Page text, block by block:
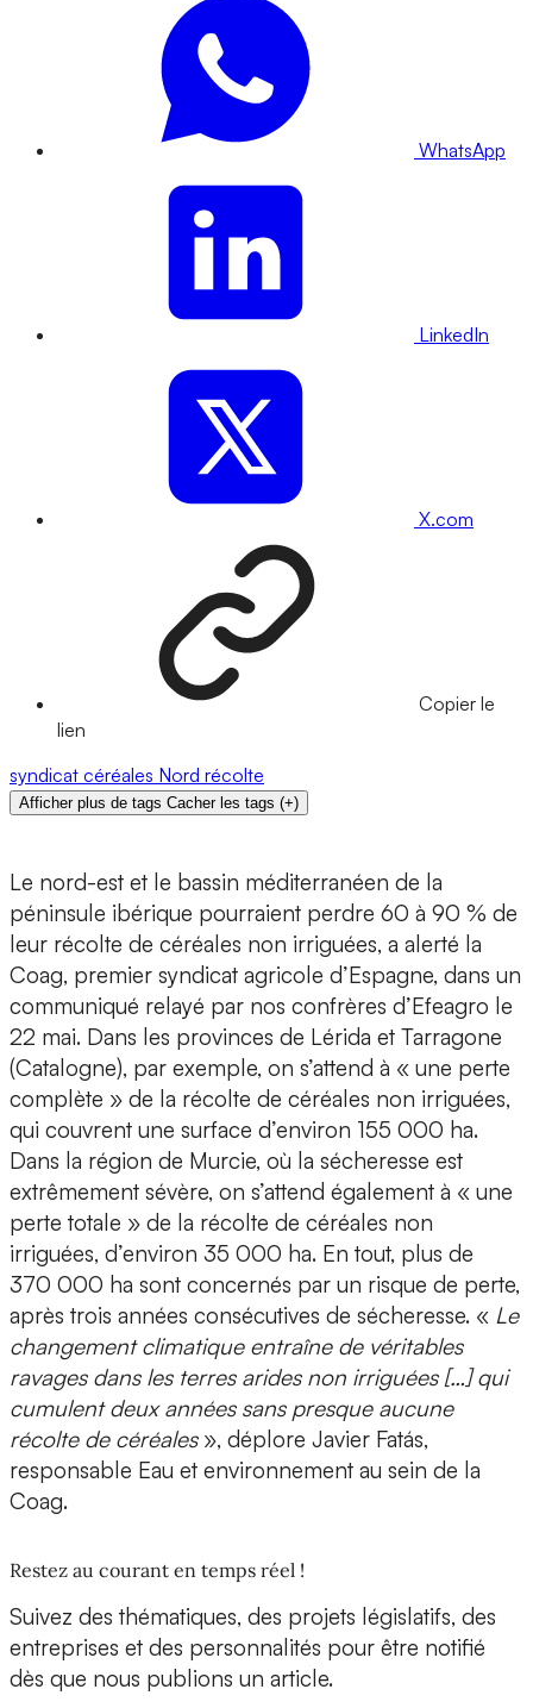
WhatsApp
LinkedIn
X.com
Copier le
lien
syndicat céréales Nord récolte
Afficher plus de tags Cacher les tags (+)
Le nord-est et le bassin méditerranéen de la
péninsule ibérique pourraient perdre 60 à 90 % de
leur récolte de céréales non irriguées, a alerté la
Coag, premier syndicat agricole d’Espagne, dans un
communiqué relayé par nos confrères d’Efeagro le
22 mai. Dans les provinces de Lérida et Tarragone
(Catalogne), par exemple, on s’attend à « une perte
complète » de la récolte de céréales non irriguées,
qui couvrent une surface d’environ 155 000 ha.
Dans la région de Murcie, où la sécheresse est
extrêmement sévère, on s’attend également à « une
perte totale » de la récolte de céréales non
irriguées, d’environ 35 000 ha. En tout, plus de
370 000 ha sont concernés par un risque de perte,
après trois années consécutives de sécheresse. « Le
changement climatique entraîne de véritables
ravages dans les terres arides non irriguées […] qui
cumulent deux années sans presque aucune
récolte de céréales», déplore Javier Fatás,
responsable Eau et environnement au sein de la
Coag.
Restez au courant en temps réel !
Suivez des thématiques, des projets législatifs, des
entreprises et des personnalités pour être notifié
dès que nous publions un article.